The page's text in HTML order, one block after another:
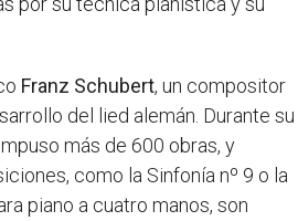
Franz Schubert, un compositor
del lied alemán. Durante su
más de 600 obras, y
como la Sinfonía nº 9 o la
piano a cuatro manos, son